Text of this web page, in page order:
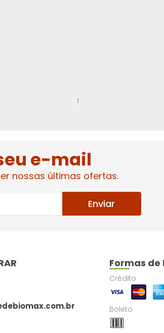
1
e-mail
nossas últimas ofertas.
Enviar
Formas
Crédito
Boleto